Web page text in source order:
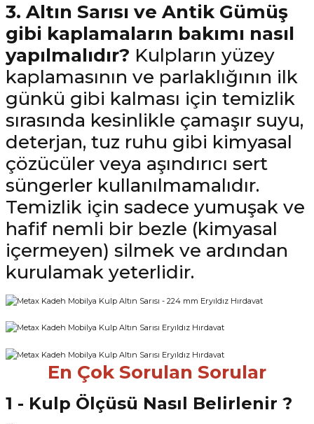
3. Altın Sarısı ve Antik Gümüş
gibi kaplamaların bakımı nasıl
yapılmalıdır? Kulpların yüzey
kaplamasının ve parlaklığının ilk
günkü gibi kalması için temizlik
sırasında kesinlikle çamaşır suyu,
deterjan, tuz ruhu gibi kimyasal
çözücüler veya aşındırıcı sert
süngerler kullanılmamalıdır.
Temizlik için sadece yumuşak ve
hafif nemli bir bezle (kimyasal
içermeyen) silmek ve ardından
kurulamak yeterlidir.
En Çok Sorulan Sorular
1 - Kulp Ölçüsü Nasıl Belirlenir ?